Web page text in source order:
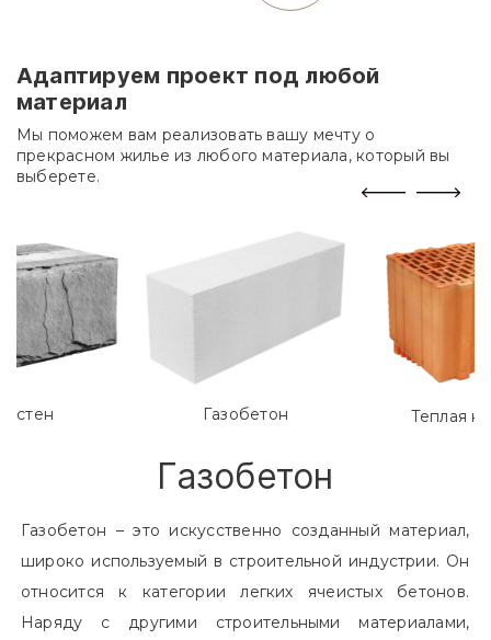
Адаптируем проект под любой
материал
Мы поможем вам реализовать вашу мечту о
прекрасном жилье из любого материала, который вы
выберете.
Газобетон Теплая
Газобетон
Газобетон – это искусственно созданный материал,
широко используемый в строительной индустрии. Он
относится к категории легких ячеистых бетонов.
Наряду с другими строительными материалами,